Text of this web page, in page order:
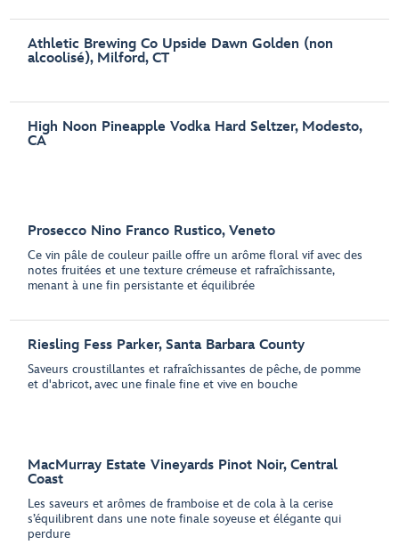
Athletic Brewing Co Upside Dawn Golden (non
alcoolisé), Milford, CT
High Noon Pineapple Vodka Hard Seltzer, Modesto,
CA
Prosecco Nino Franco Rustico, Veneto
Ce vin pâle de couleur paille offre un arôme floral vif avec des
notes fruitées et une texture crémeuse et rafraîchissante,
menant à une fin persistante et équilibrée
Riesling Fess Parker, Santa Barbara County
Saveurs croustillantes et rafraîchissantes de pêche, de pomme
et d'abricot, avec une finale fine et vive en bouche
MacMurray Estate Vineyards Pinot Noir, Central
Coast
Les saveurs et arômes de framboise et de cola à la cerise
s’équilibrent dans une note finale soyeuse et élégante qui
perdure